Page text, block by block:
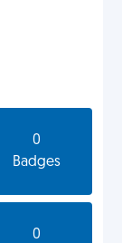
0
Badges
0